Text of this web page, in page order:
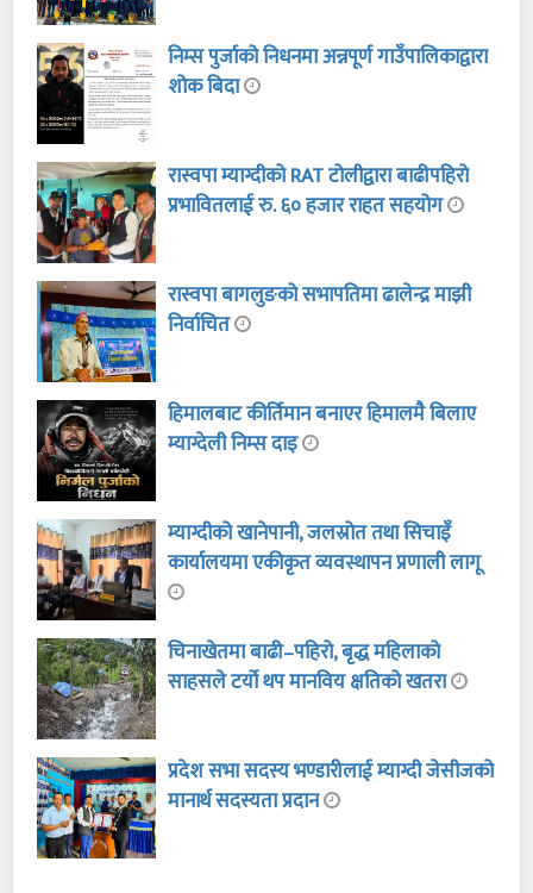
निम्स पुर्जाको निधनमा अन्नपूर्ण गाउँपालिकाद्वारा
शोक बिदा
रास्वपा म्याग्दीको RAT टोलीद्वारा बाढीपहिरो
प्रभावितलाई रु. ६० हजार राहत सहयोग
रास्वपा बागलुङको सभापतिमा ढालेन्द्र माझी
निर्वाचित
हिमालबाट कीर्तिमान बनाएर हिमालमै बिलाए
म्याग्देली निम्स दाइ
म्याग्दीको खानेपानी, जलस्रोत तथा सिचाइँ
कार्यालयमा एकीकृत व्यवस्थापन प्रणाली लागू
चिनाखेतमा बाढी–पहिरो, बृद्ध महिलाको
साहसले टर्यो थप मानविय क्षतिको खतरा
प्रदेश सभा सदस्य भण्डारीलाई म्याग्दी जेसीजको
मानार्थ सदस्यता प्रदान